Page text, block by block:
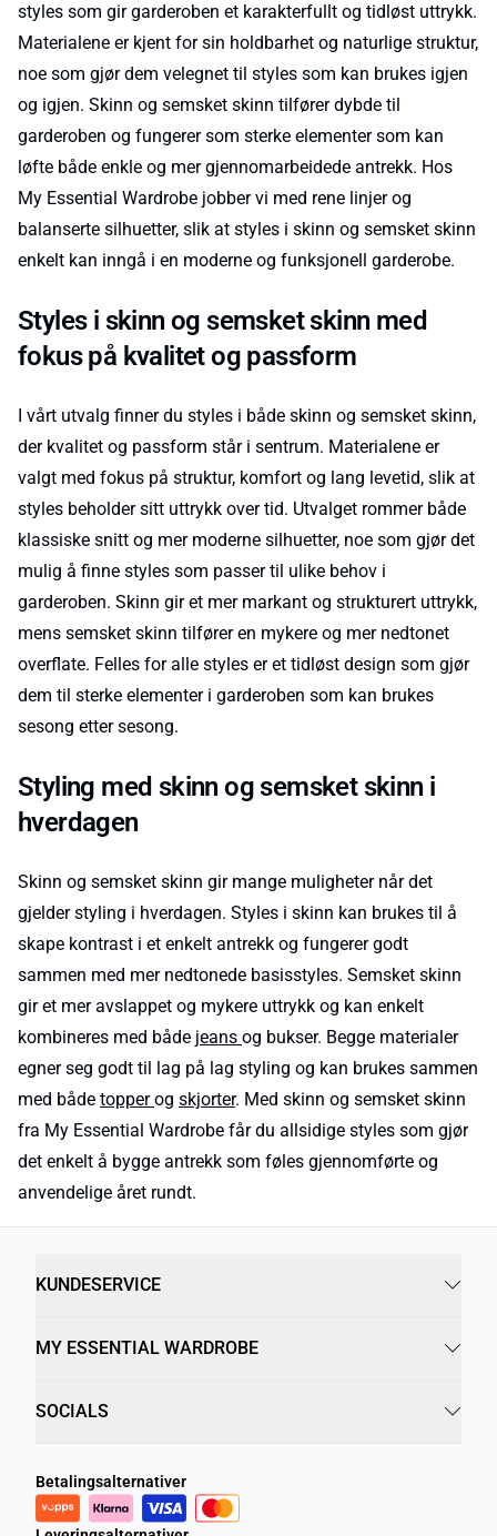
styles som gir garderoben et karakterfullt og tidløst uttrykk.
Materialene er kjent for sin holdbarhet og naturlige struktur,
noe som gjør dem velegnet til styles som kan brukes igjen
og igjen. Skinn og semsket skinn tilfører dybde til
garderoben og fungerer som sterke elementer som kan
løfte både enkle og mer gjennomarbeidede antrekk. Hos
My Essential Wardrobe jobber vi med rene linjer og
balanserte silhuetter, slik at styles i skinn og semsket skinn
enkelt kan inngå i en moderne og funksjonell garderobe.
Styles i skinn og semsket skinn med
fokus på kvalitet og passform
I vårt utvalg finner du styles i både skinn og semsket skinn,
der kvalitet og passform står i sentrum. Materialene er
valgt med fokus på struktur, komfort og lang levetid, slik at
styles beholder sitt uttrykk over tid. Utvalget rommer både
klassiske snitt og mer moderne silhuetter, noe som gjør det
mulig å finne styles som passer til ulike behov i
garderoben. Skinn gir et mer markant og strukturert uttrykk,
mens semsket skinn tilfører en mykere og mer nedtonet
overflate. Felles for alle styles er et tidløst design som gjør
dem til sterke elementer i garderoben som kan brukes
sesong etter sesong.
Styling med skinn og semsket skinn i
hverdagen
Skinn og semsket skinn gir mange muligheter når det
gjelder styling i hverdagen. Styles i skinn kan brukes til å
skape kontrast i et enkelt antrekk og fungerer godt
sammen med mer nedtonede basisstyles. Semsket skinn
gir et mer avslappet og mykere uttrykk og kan enkelt
kombineres med både jeans og bukser. Begge materialer
egner seg godt til lag på lag styling og kan brukes sammen
med både topperog skjorter. Med skinn og semsket skinn
fra My Essential Wardrobe får du allsidige styles som gjør
det enkelt å bygge antrekk som føles gjennomførte og
anvendelige året rundt.
KUNDESERVICE
MY ESSENTIAL WARDROBE
SOCIALS
Betalingsalternativer